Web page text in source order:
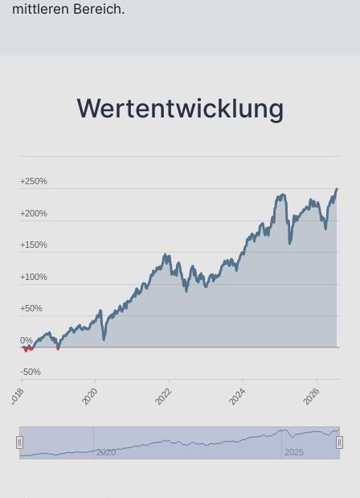
mittleren Bereich.
Wertentwicklung
2018 2020 2022 2024 2026
2020 2025
-50%
0%
+50%
+100%
+150%
+200%
+250%